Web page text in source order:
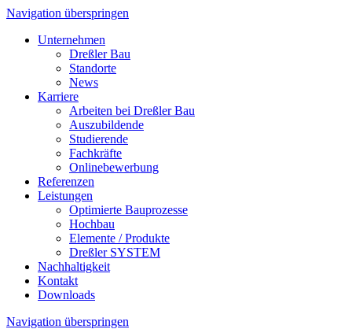
Navigation überspringen
Unternehmen
Dreßler Bau
Standorte
News
Karriere
Arbeiten bei Dreßler Bau
Auszubildende
Studierende
Fachkräfte
Onlinebewerbung
Referenzen
Leistungen
Optimierte Bauprozesse
Hochbau
Elemente / Produkte
Dreßler SYSTEM
Nachhaltigkeit
Kontakt
Downloads
Navigation überspringen